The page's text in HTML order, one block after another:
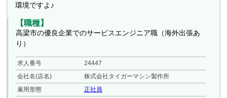
環境ですよ♪
【職種】
高梁市の優良企業でのサービスエンジニア職（海外出張あ
り）
求人番号
24447
会社名(店名)
株式会社タイガーマシン製作所
雇用形態
正社員